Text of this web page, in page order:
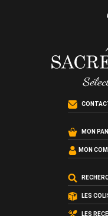
MON
MON
LES
LES